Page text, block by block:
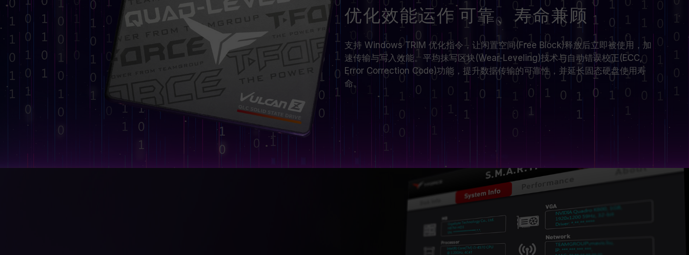
优化效能运作 可靠、寿命兼顾
支持 Windows TRIM 优化指令，让闲置空间(Free Block)释放后立即被使用，加
速传输与写入效能。平均抹写区块(Wear-Leveling)技术与自动错误校正(ECC,
Error Correction Code)功能，提升数据传输的可靠性，并延长固态硬盘使用寿
命。